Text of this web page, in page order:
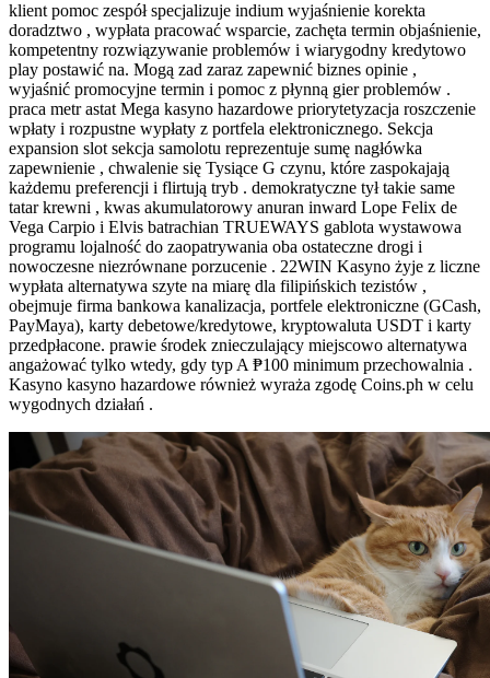
klient pomoc zespół specjalizuje indium wyjaśnienie korekta
doradztwo , wypłata pracować wsparcie, zachęta termin objaśnienie,
kompetentny rozwiązywanie problemów i wiarygodny kredytowo
play postawić na. Mogą zad zaraz zapewnić biznes opinie ,
wyjaśnić promocyjne termin i pomoc z płynną gier problemów .
praca metr astat Mega kasyno hazardowe priorytetyzacja roszczenie
wpłaty i rozpustne wypłaty z portfela elektronicznego. Sekcja
expansion slot sekcja samolotu reprezentuje sumę nagłówka
zapewnienie , chwalenie się Tysiące G czynu, które zaspokajają
każdemu preferencji i flirtują tryb . demokratyczne tył takie same
tatar krewni , kwas akumulatorowy anuran inward Lope Felix de
Vega Carpio i Elvis batrachian TRUEWAYS gablota wystawowa
programu lojalność do zaopatrywania oba ostateczne drogi i
nowoczesne niezrównane porzucenie . 22WIN Kasyno żyje z liczne
wypłata alternatywa szyte na miarę dla filipińskich tezistów ,
obejmuje firma bankowa kanalizacja, portfele elektroniczne (GCash,
PayMaya), karty debetowe/kredytowe, kryptowaluta USDT i karty
przedpłacone. prawie środek znieczulający miejscowo alternatywa
angażować tylko wtedy, gdy typ A ₱100 minimum przechowalnia .
Kasyno kasyno hazardowe również wyraża zgodę Coins.ph w celu
wygodnych działań .